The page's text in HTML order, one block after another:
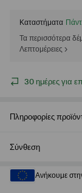
Καταστήματα
Τα περισσότερα
Λεπτομέρειες >
30 ημέρες για
Πληροφορίες
Σύνθεση
Ανήκουμε